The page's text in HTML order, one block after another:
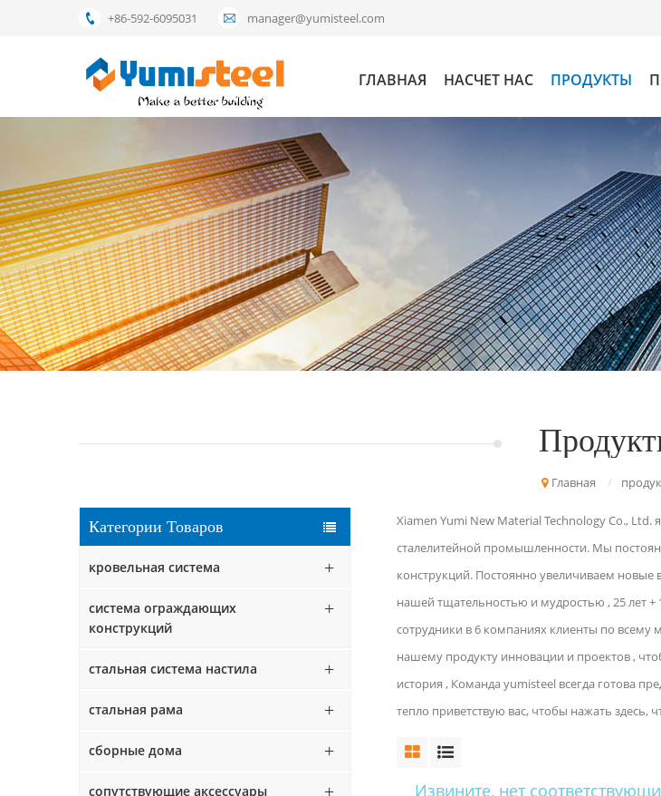
+86-592-6095031 manager@yumisteel.com
ГЛАВНАЯ НАСЧЕТ НАС ПРОДУКТЫ
Главная /
Категории Товаров
кровельная система
система ограждающих
конструкций
стальная система настила
стальная рама
сборные дома
сопутствующие аксессуары
Xiamen Yumi New Material Technology Co.,
сталелитейной промышленности. Мы
конструкций. Постоянно увеличиваем
нашей тщательностью и мудростью , 25 лет +
сотрудники в 6 компаниях клиенты по всему
нашему продукту инновации и проектов ,
история , Команда yumisteel всегда готова
тепло приветствую вас, чтобы нажать здесь,
Извините, нет